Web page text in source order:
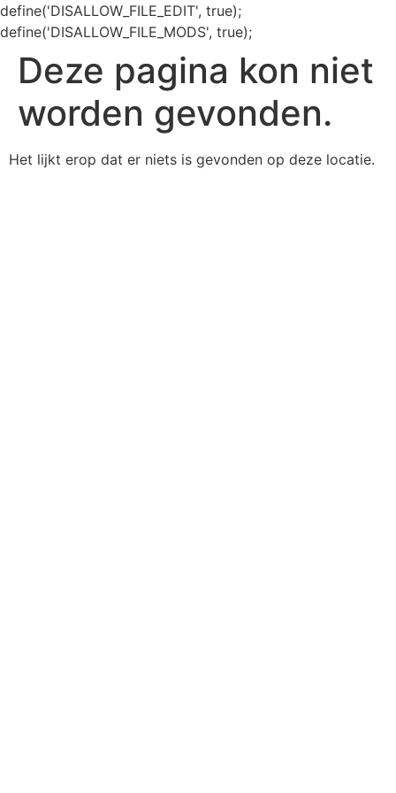
define('DISALLOW_FILE_EDIT', true);
define('DISALLOW_FILE_MODS', true);
Deze pagina kon niet
worden gevonden.
Het lijkt erop dat er niets is gevonden op deze locatie.